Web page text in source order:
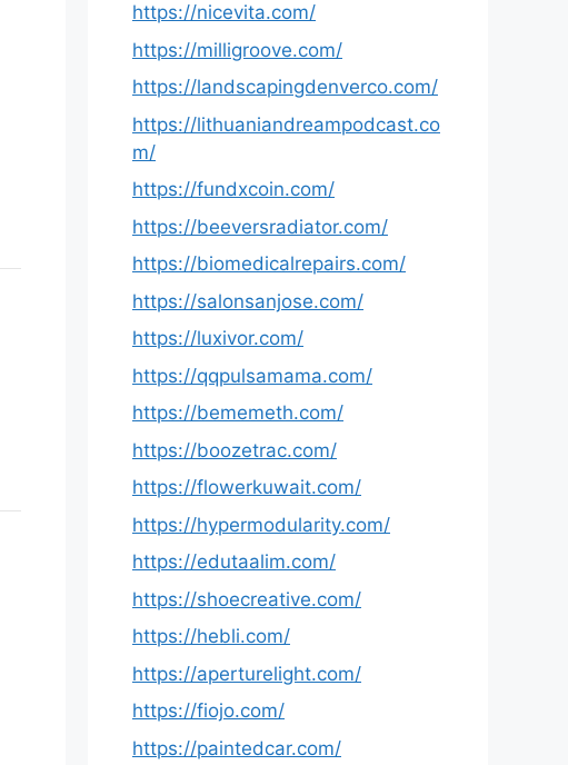
https://nicevita.com/
https://milligroove.com/
https://landscapingdenverco.com/
https://lithuaniandreampodcast.co
m/
https://fundxcoin.com/
https://beeversradiator.com/
https://biomedicalrepairs.com/
https://salonsanjose.com/
https://luxivor.com/
https://qqpulsamama.com/
https://bememeth.com/
https://boozetrac.com/
https://flowerkuwait.com/
https://hypermodularity.com/
https://edutaalim.com/
https://shoecreative.com/
https://hebli.com/
https://aperturelight.com/
https://fiojo.com/
https://paintedcar.com/